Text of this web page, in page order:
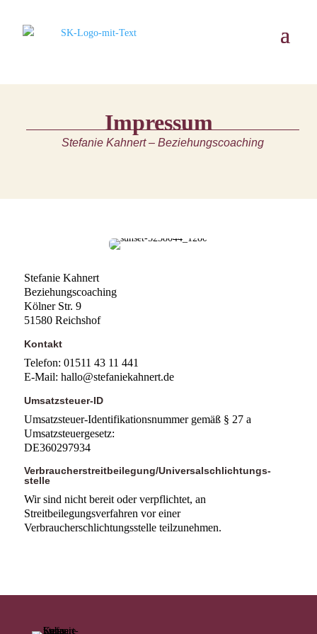
Impressum
Stefanie Kahnert – Beziehungscoaching
Stefanie Kahnert
Beziehungscoaching
Kölner Str. 9
51580 Reichshof
Kontakt
Telefon: 01511 43 11 441
E-Mail: hallo@stefaniekahnert.de
Umsatzsteuer-ID
Umsatzsteuer-Identifikationsnummer gemäß § 27 a
Umsatzsteuergesetz:
DE360297934
Verbraucher­streit­beilegung/Universal­schlichtungs­
stelle
Wir sind nicht bereit oder verpflichtet, an
Streitbeilegungsverfahren vor einer
Verbraucherschlichtungsstelle teilzunehmen.